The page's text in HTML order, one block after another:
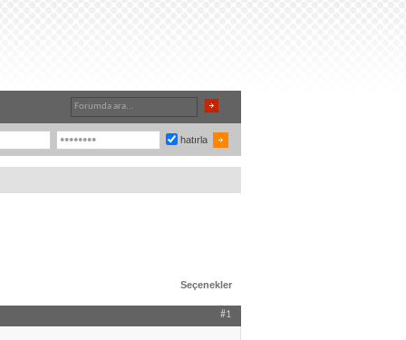
hatırla
Seçenekler
#1